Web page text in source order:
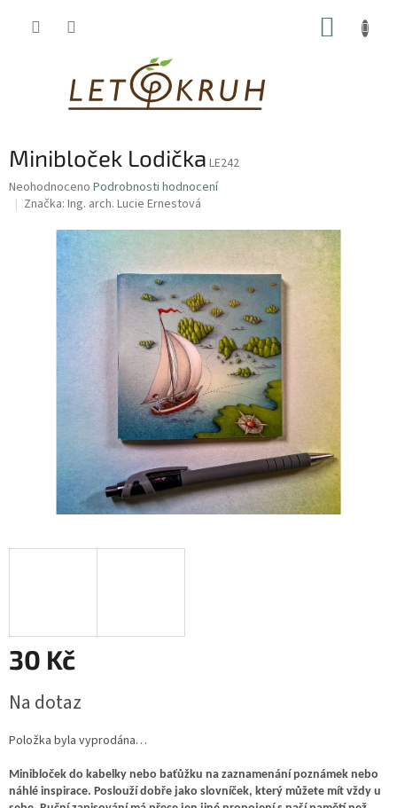
Minibloček Lodička LE242
Průměrné
hodnocení
hvězdiček.
Neohodnoceno Podrobnosti hodnocení
Značka: Ing. arch. Lucie Ernestová
30 Kč
cena:
Na dotaz
Položka byla vyprodána…
Minibloček do kabelky nebo baťůžku na zaznamenání poznámek nebo
náhlé inspirace. Poslouží dobře jako slovníček, který můžete mít vždy u